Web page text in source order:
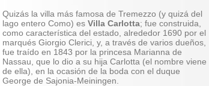
Quizás la villa más famosa de Tremezzo (y quizá del
lago entero Como) es Villa Carlotta; fue construida,
como característica del estado, alrededor 1690 por el
marqués Giorgio Clerici, y, a través de varios dueños,
fue traído en 1843 por la princesa Marianna de
Nassau, que lo dio a su hija Carlotta (el nombre viene
de ella), en la ocasión de la boda con el duque
George de Sajonia-Meiningen.